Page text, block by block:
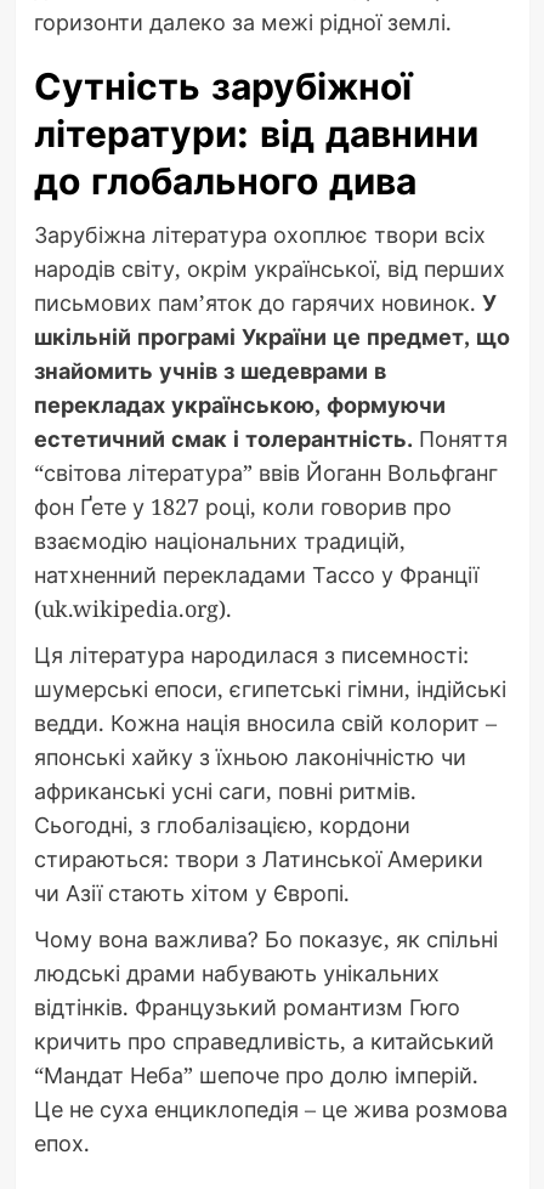
горизонти далеко за межі рідної землі.
Сутність зарубіжної
літератури: від давнини
до глобального дива
Зарубіжна література охоплює твори всіх
народів світу, окрім української, від перших
письмових пам’яток до гарячих новинок. У
шкільній програмі України це предмет, що
знайомить учнів з шедеврами в
перекладах українською, формуючи
естетичний смак і толерантність. Поняття
“світова література” ввів Йоганн Вольфганг
фон Ґете у 1827 році, коли говорив про
взаємодію національних традицій,
натхненний перекладами Тассо у Франції
(uk.wikipedia.org).
Ця література народилася з писемності:
шумерські епоси, єгипетські гімни, індійські
ведди. Кожна нація вносила свій колорит –
японські хайку з їхньою лаконічністю чи
африканські усні саги, повні ритмів.
Сьогодні, з глобалізацією, кордони
стираються: твори з Латинської Америки
чи Азії стають хітом у Європі.
Чому вона важлива? Бо показує, як спільні
людські драми набувають унікальних
відтінків. Французький романтизм Гюго
кричить про справедливість, а китайський
“Мандат Неба” шепоче про долю імперій.
Це не суха енциклопедія – це жива розмова
епох.